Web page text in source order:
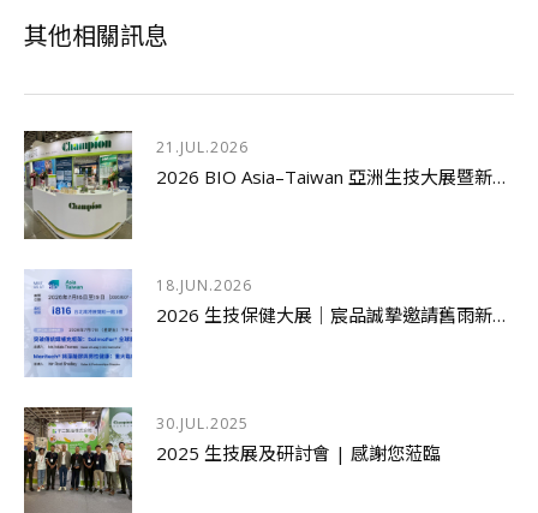
其他相關訊息
21.JUL.2026
2026 BIO Asia–Taiwan 亞洲生技大展暨新品發表研討會圓滿落幕
18.JUN.2026
2026 生技保健大展｜宸品誠摯邀請舊雨新知蒞臨指導
30.JUL.2025
2025 生技展及研討會 | 感謝您蒞臨